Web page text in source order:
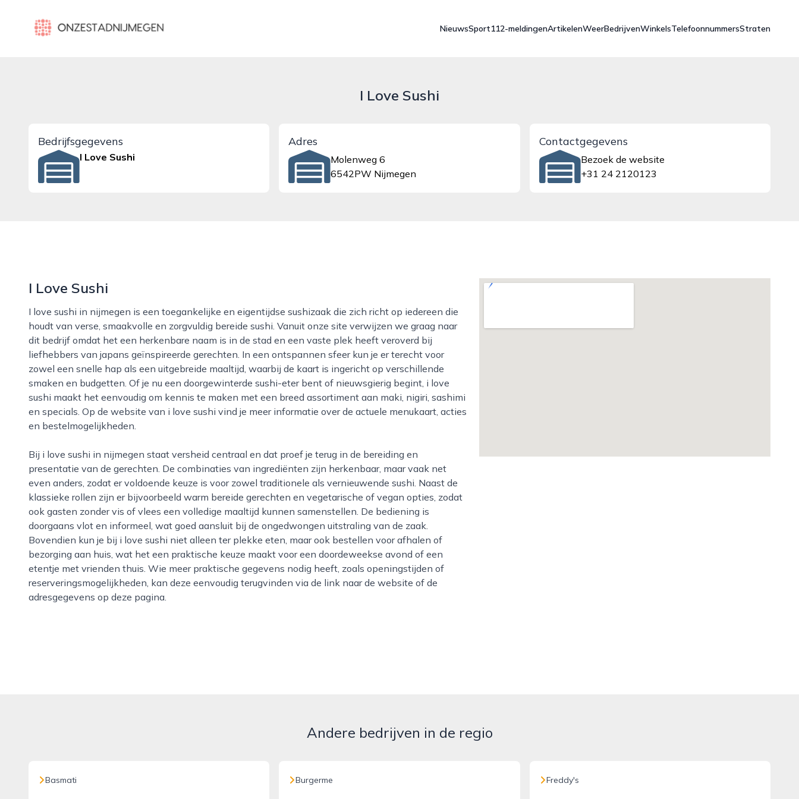
onzestadnijmegen.nl
NieuwsSport112-meldingenArtikelenWeerBedrijvenWinkelsTelefoonnummersStraten
I Love Sushi
Bedrijfsgegevens
I Love Sushi
Adres
Molenweg 6
6542PW Nijmegen
Contactgegevens
Bezoek de website
+31 24 2120123
I Love Sushi
I love sushi in nijmegen is een toegankelijke en eigentijdse sushizaak die zich richt op iedereen die
houdt van verse, smaakvolle en zorgvuldig bereide sushi. Vanuit onze site verwijzen we graag naar
dit bedrijf omdat het een herkenbare naam is in de stad en een vaste plek heeft veroverd bij
liefhebbers van japans geïnspireerde gerechten. In een ontspannen sfeer kun je er terecht voor
zowel een snelle hap als een uitgebreide maaltijd, waarbij de kaart is ingericht op verschillende
smaken en budgetten. Of je nu een doorgewinterde sushi-eter bent of nieuwsgierig begint, i love
sushi maakt het eenvoudig om kennis te maken met een breed assortiment aan maki, nigiri, sashimi
en specials. Op de website van i love sushi vind je meer informatie over de actuele menukaart, acties
en bestelmogelijkheden.
Bij i love sushi in nijmegen staat versheid centraal en dat proef je terug in de bereiding en
presentatie van de gerechten. De combinaties van ingrediënten zijn herkenbaar, maar vaak net
even anders, zodat er voldoende keuze is voor zowel traditionele als vernieuwende sushi. Naast de
klassieke rollen zijn er bijvoorbeeld warm bereide gerechten en vegetarische of vegan opties, zodat
ook gasten zonder vis of vlees een volledige maaltijd kunnen samenstellen. De bediening is
doorgaans vlot en informeel, wat goed aansluit bij de ongedwongen uitstraling van de zaak.
Bovendien kun je bij i love sushi niet alleen ter plekke eten, maar ook bestellen voor afhalen of
bezorging aan huis, wat het een praktische keuze maakt voor een doordeweekse avond of een
etentje met vrienden thuis. Wie meer praktische gegevens nodig heeft, zoals openingstijden of
reserveringsmogelijkheden, kan deze eenvoudig terugvinden via de link naar de website of de
adresgegevens op deze pagina.
Andere bedrijven in de regio
Basmati Burgerme Freddy's